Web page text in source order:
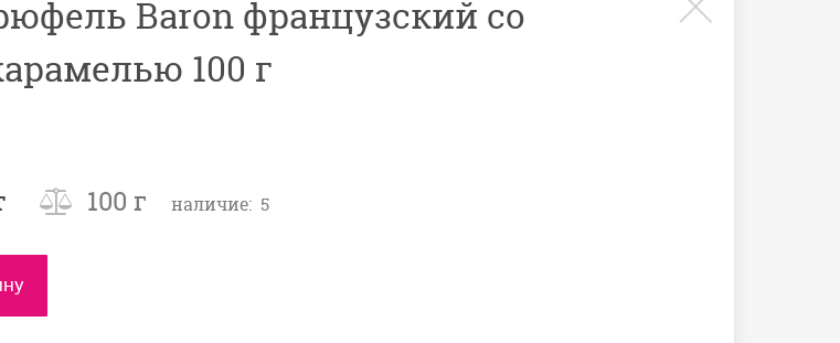
Baron французский со
100 г
100 г наличие: 5